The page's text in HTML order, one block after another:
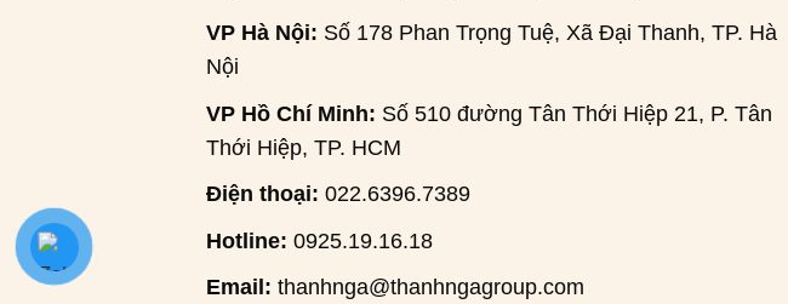
VP Hà Nội: Số 178 Phan Trọng Tuệ, Xã Đại Thanh, TP. Hà
Nội
VP Hồ Chí Minh: Số 510 đường Tân Thới Hiệp 21, P. Tân
Thới Hiệp, TP. HCM
Điện thoại: 022.6396.7389
Hotline: 0925.19.16.18
Email: thanhnga@thanhngagroup.com